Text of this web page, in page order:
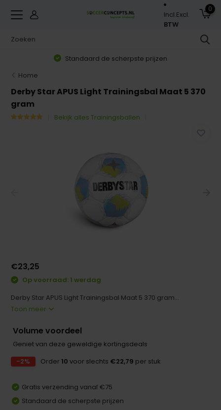
Incl.Excl.
BTW
0
Standaard de scherpste prijzen
Home
Derby Star APUS Light Trainingsbal Maat 5 370
gram
Bekijk alles Trainingsballen
€23,25
Op voorraad: 1 werdag
Derby Star APUS Light Trainingsbal Maat 5 370 gram...
Toon meer
Volume voordeel
Geniet van deze geweldige kortingsdeals
-2%
Order10 voor slechts €22,79 per stuk
Gratis verzending vanaf €75
Standaard de scherpste prijzen